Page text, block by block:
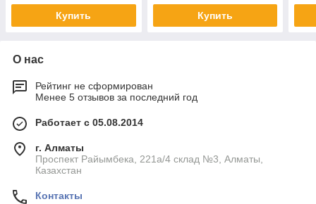
Купить Купить
О нас
Рейтинг не сформирован
Менее 5 отзывов за последний год
Работает с 05.08.2014
г. Алматы
Проспект Райымбека, 221а/4 склад №3, Алматы,
Казахстан
Контакты